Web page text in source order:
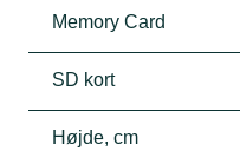
Memory Card
SD kort
Højde, cm